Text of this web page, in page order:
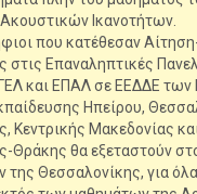
Ικανοτήτων.
που κατέθεσαν
στις Επαναληπτικές
και ΕΠΑΛ σε ΕΕΔΔΕ
Ηπείρου,
Κεντρικής Μακεδονίας
Θράκης θα εξεταστούν
Θεσσαλονίκης, για όλα